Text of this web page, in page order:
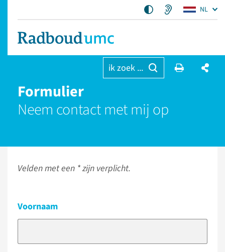
NL
ik zoek ...
Formulier
Neem contact met mij op
Velden met een * zijn verplicht.
Voornaam